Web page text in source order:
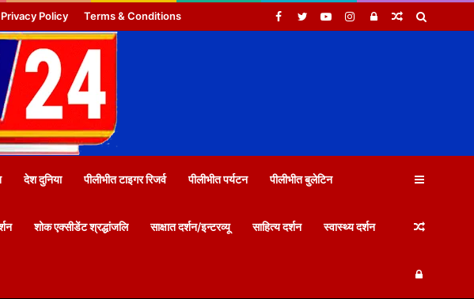
Privacy Policy Terms & Conditions Random
Log
Instagram
YouTube
Twitter
Facebook
देश दुनिया पीलीभीत टाइगर रिजर्व पीलीभीत पर्यटन पीलीभीत बुलेटिन
शोक एक्सीडेंट श्रद्धांजलि साक्षात दर्शन/इन्टरव्यू साहित्य दर्शन स्वास्थ्य दर्शन
Sidebar
Random
Log